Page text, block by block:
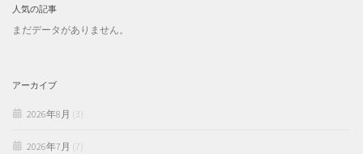
人気の記事
まだデータがありません。
アーカイブ
2026年8月 (3)
2026年7月 (7)